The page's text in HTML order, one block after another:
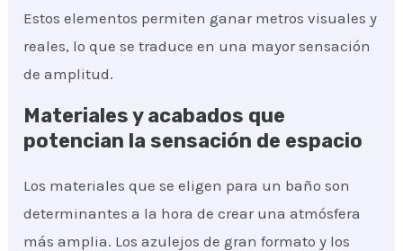
Estos elementos permiten ganar metros visuales y
reales, lo que se traduce en una mayor sensación
de amplitud.
Materiales y acabados que
potencian la sensación de espacio
Los materiales que se eligen para un baño son
determinantes a la hora de crear una atmósfera
más amplia. Los azulejos de gran formato y los